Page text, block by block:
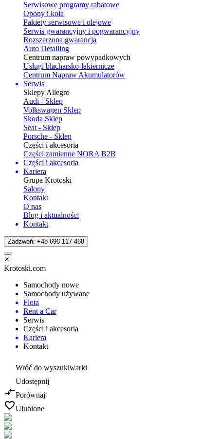
Serwisowe programy rabatowe
Opony i koła
Pakiety serwisowe i olejowe
Serwis gwarancyjny i pogwarancyjny
Rozszerzona gwarancja
Auto Detailing
Centrum napraw powypadkowych
Usługi blacharsko-lakiernicze
Centrum Napraw Akumulatorów
Serwis
Sklepy Allegro
Audi - Sklep
Volkswagen Sklep
Skoda Sklep
Seat - Sklep
Porsche - Sklep
Części i akcesoria
Części zamienne NORA B2B
Części i akcesoria
Kariera
Grupa Krotoski
Salony
Kontakt
O nas
Blog i aktualności
Kontakt
Zadzwoń: +48 696 117 468
Krotoski.com
Samochody nowe
Samochody używane
Flota
Rent a Car
Serwis
Części i akcesoria
Kariera
Kontakt
Wróć do wyszukiwarki
Udostępnij
Porównaj
Ulubione